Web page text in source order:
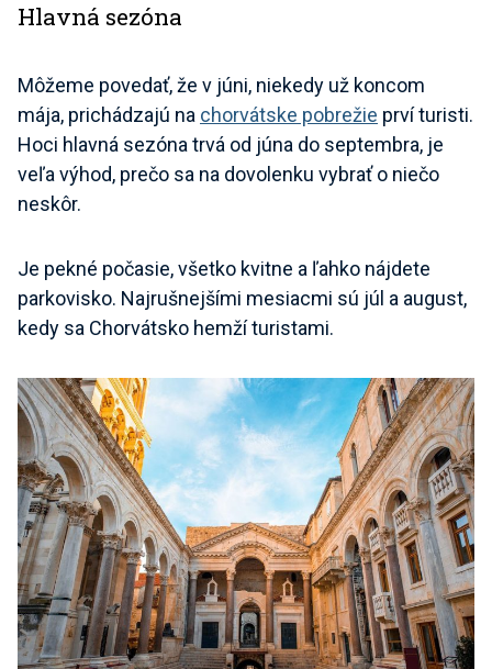
Hlavná sezóna
Môžeme povedať, že v júni, niekedy už koncom
mája, prichádzajú na chorvátske pobrežie prví turisti.
Hoci hlavná sezóna trvá od júna do septembra, je
veľa výhod, prečo sa na dovolenku vybrať o niečo
neskôr.
Je pekné počasie, všetko kvitne a ľahko nájdete
parkovisko. Najrušnejšími mesiacmi sú júl a august,
kedy sa Chorvátsko hemží turistami.